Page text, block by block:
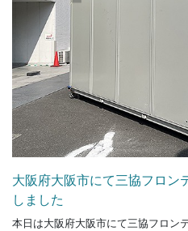
大阪府大阪市にて三協フロン
しました
本日は大阪府大阪市にて三協フロン